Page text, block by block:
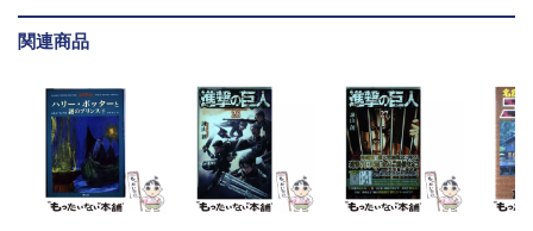
関連商品